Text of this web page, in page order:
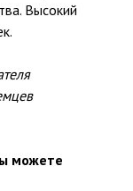
Высокий
можете